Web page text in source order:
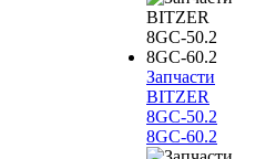
Запчасти
BITZER
8GC-50.2
8GC-60.2